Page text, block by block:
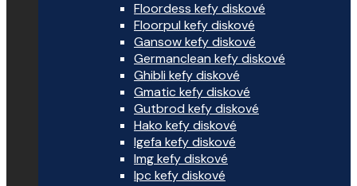
Floordess kefy diskové
Floorpul kefy diskové
Gansow kefy diskové
Germanclean kefy diskové
Ghibli kefy diskové
Gmatic kefy diskové
Gutbrod kefy diskové
Hako kefy diskové
Igefa kefy diskové
Img kefy diskové
Ipc kefy diskové